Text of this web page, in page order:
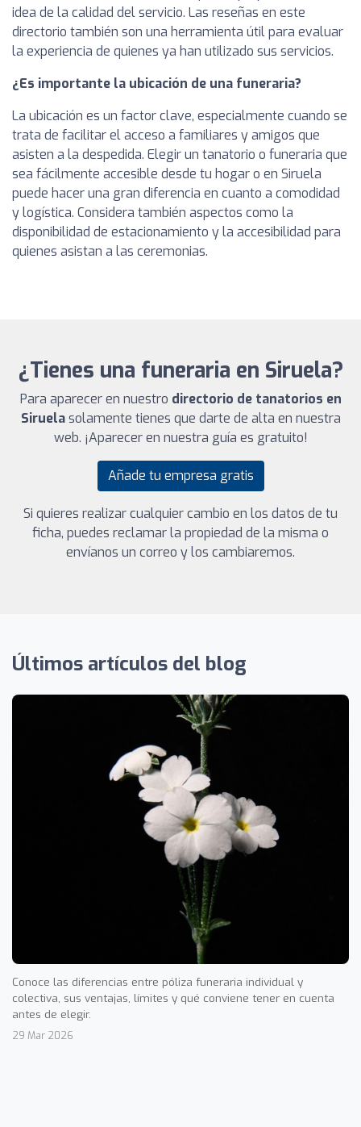
idea de la calidad del servicio. Las reseñas en este
directorio también son una herramienta útil para evaluar
la experiencia de quienes ya han utilizado sus servicios.
¿Es importante la ubicación de una funeraria?
La ubicación es un factor clave, especialmente cuando se
trata de facilitar el acceso a familiares y amigos que
asisten a la despedida. Elegir un tanatorio o funeraria que
sea fácilmente accesible desde tu hogar o en Siruela
puede hacer una gran diferencia en cuanto a comodidad
y logística. Considera también aspectos como la
disponibilidad de estacionamiento y la accesibilidad para
quienes asistan a las ceremonias.
¿Tienes una funeraria en Siruela?
Para aparecer en nuestro directorio de tanatorios en
Siruelasolamente tienes que darte de alta en nuestra
web. ¡Aparecer en nuestra guía es gratuito!
Añade tu empresa gratis
Si quieres realizar cualquier cambio en los datos de tu
ficha, puedes reclamar la propiedad de la misma o
envíanos un correo y los cambiaremos.
Últimos artículos del blog
Conoce las diferencias entre póliza funeraria individual y
colectiva, sus ventajas, límites y qué conviene tener en cuenta
antes de elegir.
29 Mar 2026